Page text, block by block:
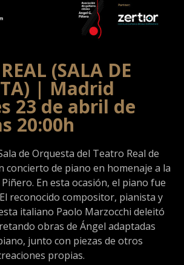
(SALA DE
| Madrid
23 de abril de
20:00h
de Orquesta del Teatro Real de
concierto de piano en homenaje a la
En esta ocasión, el piano fue
reconocido compositor, pianista y
italiano Paolo Marzocchi deleitó
obras de Ángel adaptadas
junto con piezas de otros
propias.